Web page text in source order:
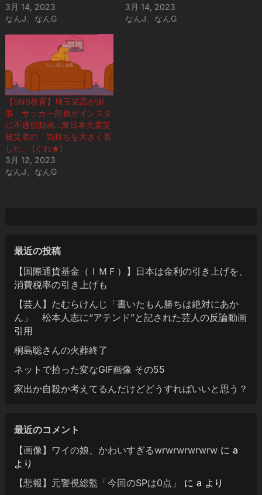
3月 14, 2023
なんJ、なんG
3月 14, 2023
なんJ、なんG
【SNS教育】埼玉栄高が謝
罪 サッカー部員がインスタ
に不適切動画…東日本大震災
被災者の「気持ちを大きく害
した」 [ぐれ★]
3月 12, 2023
なんJ、なんG
最近の投稿
【国際通貨基金（ＩＭＦ）】日本は金利の引き上げを、
消費税率の引き上げも
【芸人】たむらけんじ「書いたもん勝ちは絶対にあか
ん」 松本人志に“アテンド”と記された芸人の反論動画
引用
桐島聡さんの火葬終了
ネットで拾った変なGIF画像 その55
家出か自殺か考えてるんだけどどうすればいいと思う？
最近のコメント
【画像】ワイの娘、かわいすぎるwrwrwrwrwrwに a
より
【悲報】元警視総監「今回のSPは0点」
に a より